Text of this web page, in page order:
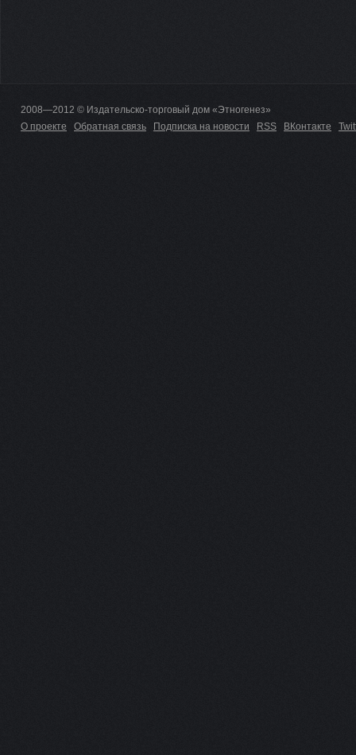
2008—2012 © Издательско-торговый дом «Этногенез»
О проекте
Обратная связь Подписка на новости RSS ВКонтакте